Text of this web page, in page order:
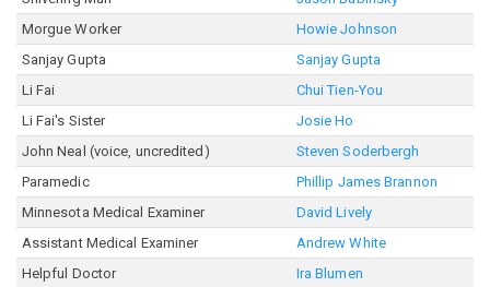
Morgue Worker
Howie Johnson
Sanjay Gupta
Sanjay Gupta
Li Fai
Chui Tien-You
Li Fai's Sister
Josie Ho
John Neal (voice, uncredited)
Steven Soderbergh
Paramedic
Phillip James Brannon
Minnesota Medical Examiner
David Lively
Assistant Medical Examiner
Andrew White
Helpful Doctor
Ira Blumen